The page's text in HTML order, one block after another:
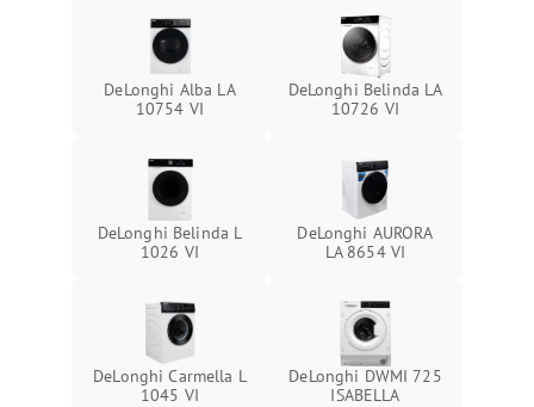
DeLonghi Alba LA
10754 VI
DeLonghi Belinda LA
10726 VI
DeLonghi Belinda L
1026 VI
DeLonghi AURORA
LA 8654 VI
DeLonghi Carmella L
1045 VI
DeLonghi DWMI 725
ISABELLA